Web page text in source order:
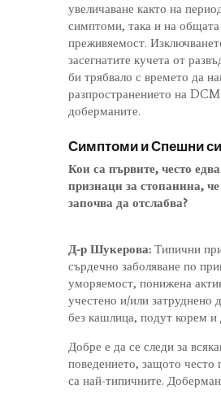
увеличаване както на
симптоми, така и на общата
преживяемост.
засегнатите кучета от
би трябвало с времето да
разпространението на
доберманите.
Симптоми и Спешни
Кои са първите, често
признаци за стопанина,
започва да отслабва?
Д-р Шукерова: Типични
сърдечно заболяване по
уморяемост, понижена
учестено и/или затруднено
без кашлица, подут корем и
Добре е да се следи за
поведението, защото често
са най-типичните.